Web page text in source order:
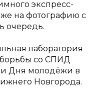
экспресс-
на фотографию с
очередь.
лаборатория
со СПИД
Дня молодёжи в
Новгорода.